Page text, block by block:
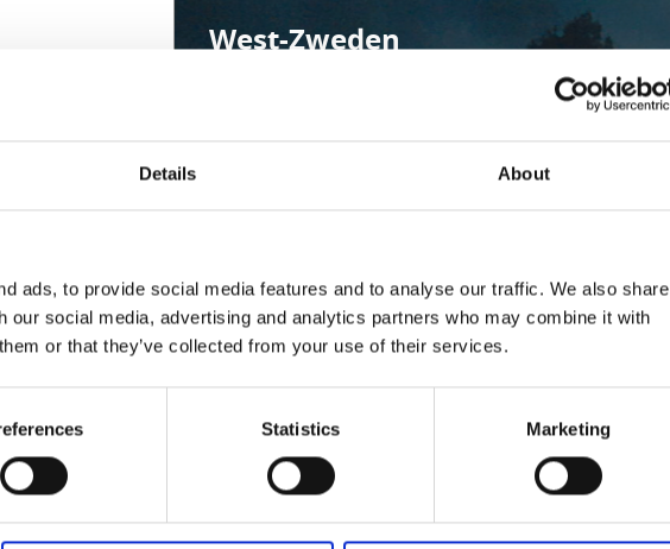
Details About
ads, to provide social media features and to analyse our traffic. We also share
our social media, advertising and analytics partners who may combine it with
or that they’ve collected from your use of their services.
Statistics Marketing
West-Zweden